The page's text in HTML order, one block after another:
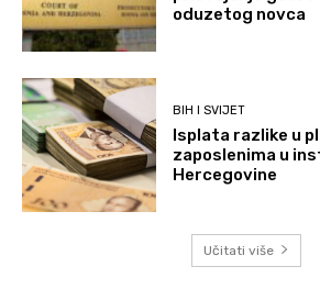
oduzetog novca
BIH I SVIJET
Isplata razlike u
zaposlenima u
Hercegovine
Učitati više